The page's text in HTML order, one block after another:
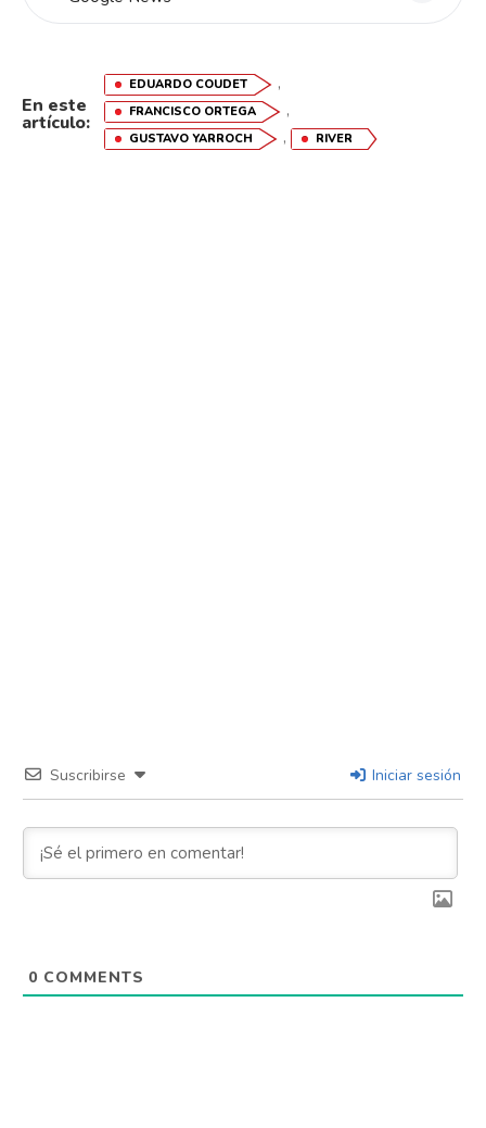
En este
artículo:
EDUARDO COUDET ,
FRANCISCO ORTEGA ,
GUSTAVO YARROCH , RIVER
Suscribirse Iniciar sesión
0 COMMENTS